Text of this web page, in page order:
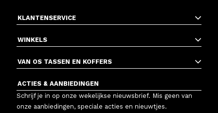
KLANTENSERVICE
WINKELS
VAN OS TASSEN EN KOFFERS
ACTIES & AANBIEDINGEN
Schrijf je in op onze wekelijkse nieuwsbrief. Mis geen van
onze aanbiedingen, speciale acties en nieuwtjes.